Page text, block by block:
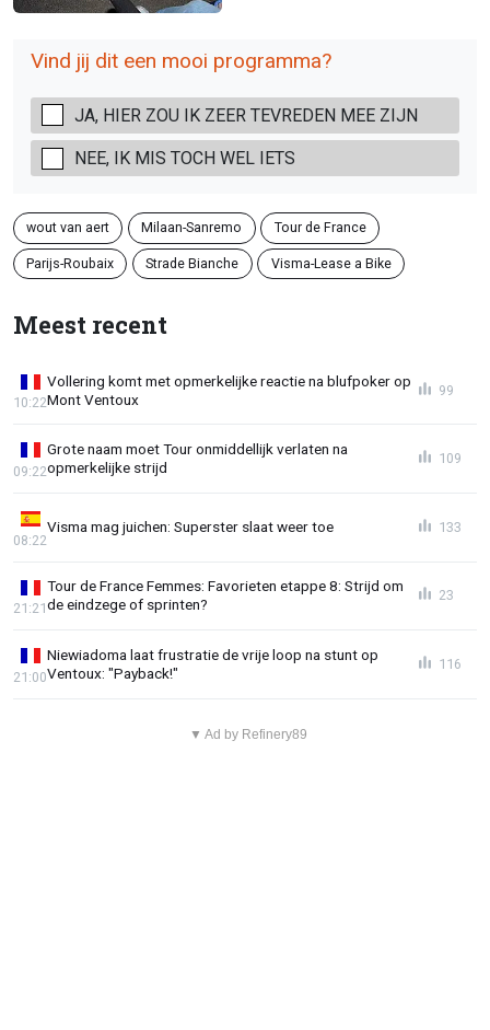
Vind jij dit een mooi programma?
JA, HIER ZOU IK ZEER TEVREDEN MEE ZIJN
NEE, IK MIS TOCH WEL IETS
wout van aert Milaan-Sanremo Tour de France
Parijs-Roubaix Strade Bianche Visma-Lease a Bike
Meest recent
Vollering komt met opmerkelijke reactie na blufpoker op
Mont Ventoux
10:22
99
Grote naam moet Tour onmiddellijk verlaten na
opmerkelijke strijd
09:22
109
Visma mag juichen: Superster slaat weer toe
08:22
133
Tour de France Femmes: Favorieten etappe 8: Strijd om
de eindzege of sprinten?
21:21
23
Niewiadoma laat frustratie de vrije loop na stunt op
Ventoux: "Payback!"
21:00
116
▼ Ad by Refinery89